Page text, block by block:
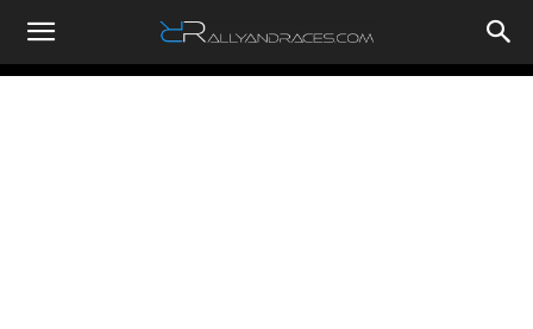
RallyandRaces.com